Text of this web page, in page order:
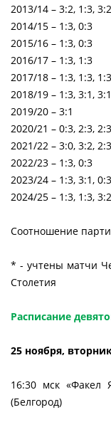
2013/14 – 3:2, 1:3, 3:2
2014/15 – 1:3, 0:3
2015/16 – 1:3, 0:3
2016/17 – 1:3, 1:3
2017/18 – 1:3, 1:3, 1:3
2018/19 – 1:3, 3:1,
2019/20 – 3:1
2020/21 – 0:3, 2:3,
2021/22 – 3:0, 3:2,
2022/23 – 1:3, 0:3
2023/24 – 1:3, 3:1,
2024/25 – 1:3, 1:3, 3:2
Соотношение
* - учтены матчи
Столетия
Расписание
25 ноября,
16:30 мск «Факел
(Белгород)